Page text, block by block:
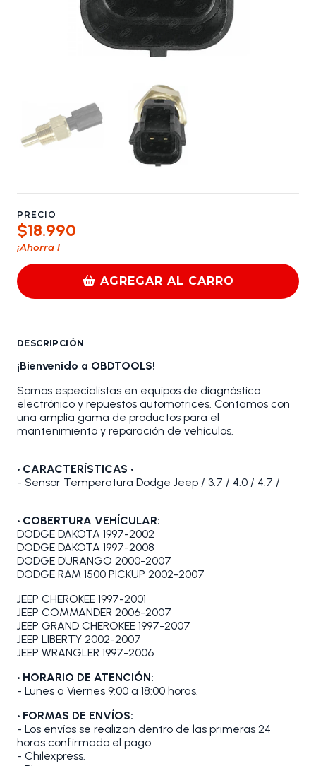
PRECIO
$18.990
¡Ahorra !
AGREGAR AL CARRO
DESCRIPCIÓN
¡Bienvenido a OBDTOOLS!
Somos especialistas en equipos de diagnóstico
electrónico y repuestos automotrices. Contamos con
una amplia gama de productos para el
mantenimiento y reparación de vehículos.
• CARACTERÍSTICAS •
- Sensor Temperatura Dodge Jeep / 3.7 / 4.0 / 4.7 /
• COBERTURA VEHÍCULAR:
DODGE DAKOTA 1997-2002
DODGE DAKOTA 1997-2008
DODGE DURANGO 2000-2007
DODGE RAM 1500 PICKUP 2002-2007
JEEP CHEROKEE 1997-2001
JEEP COMMANDER 2006-2007
JEEP GRAND CHEROKEE 1997-2007
JEEP LIBERTY 2002-2007
JEEP WRANGLER 1997-2006
• HORARIO DE ATENCIÓN:
- Lunes a Viernes 9:00 a 18:00 horas.
• FORMAS DE ENVÍOS:
- Los envíos se realizan dentro de las primeras 24
horas confirmado el pago.
- Chilexpress.